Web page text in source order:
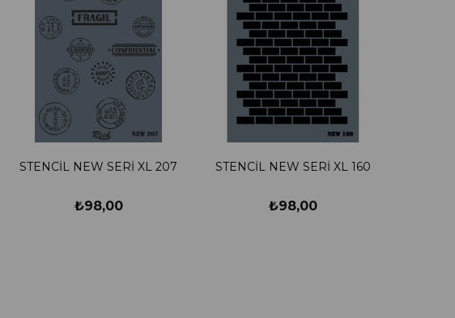
STENCİL NEW SERİ XL 207
₺98,00
STENCİL NEW SERİ XL 160
₺98,00